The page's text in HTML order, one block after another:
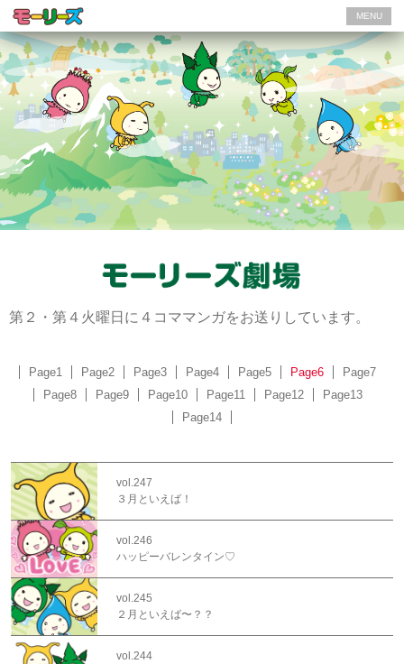
MENU
第２・第４火曜日に４コママンガをお送りしています。
Page1 Page2 Page3 Page4 Page5 Page6
Page7
Page8
Page9 Page10 Page11 Page12
Page13
Page14
vol.247
３月といえば！
vol.246
ハッピーバレンタイン♡
vol.245
２月といえば〜？？
vol.244